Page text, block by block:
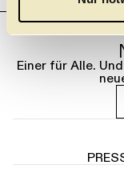
h
l
Einer für Alle.